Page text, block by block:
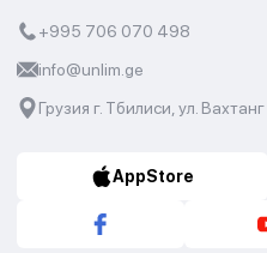
+995 706 070 498
info@unlim.ge
Грузия г. Тбилиси, ул.
AppStore